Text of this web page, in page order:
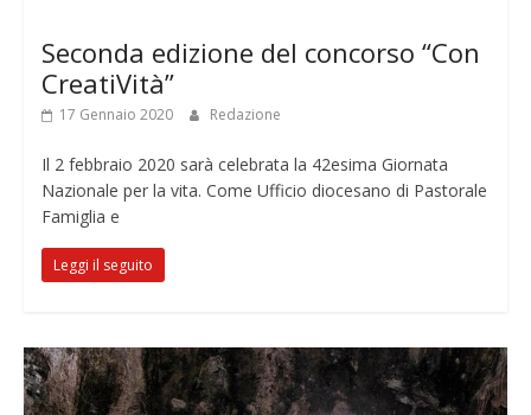
Seconda edizione del concorso “Con
CreatiVità”
17 Gennaio 2020 Redazione
Il 2 febbraio 2020 sarà celebrata la 42esima Giornata
Nazionale per la vita. Come Ufficio diocesano di Pastorale
Famiglia e
Leggi il seguito